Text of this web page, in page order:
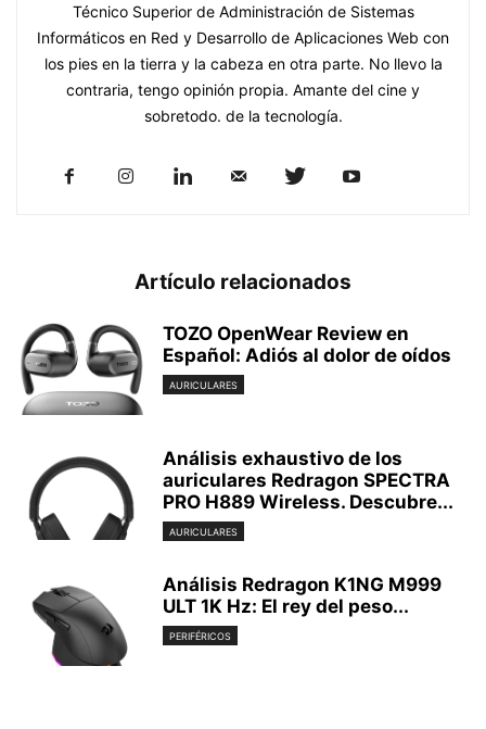
Técnico Superior de Administración de Sistemas
Informáticos en Red y Desarrollo de Aplicaciones Web con
los pies en la tierra y la cabeza en otra parte. No llevo la
contraria, tengo opinión propia. Amante del cine y
sobretodo. de la tecnología.
Artículo relacionados
TOZO OpenWear Review en
Español: Adiós al dolor de oídos
AURICULARES
Análisis exhaustivo de los
auriculares Redragon SPECTRA
PRO H889 Wireless. Descubre...
AURICULARES
Análisis Redragon K1NG M999
ULT 1K Hz: El rey del peso...
PERIFÉRICOS